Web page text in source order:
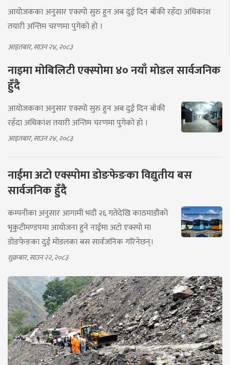
आयोजकका अनुसार एक्स्पो सुरु हुन अब दुई दिन बाँकी रहँदा अधिकांश
तयारी अन्तिम चरणमा पुगेको हो ।
आइतबार, साउन २४, २०८३
नाइमा मोबिलिटी एक्स्पोमा ४० नयाँ मोडल सार्वजनिक
हुँदै
आयोजकका अनुसार एक्स्पो सुरु हुन अब दुई दिन बाँकी
रहँदा अधिकांश तयारी अन्तिम चरणमा पुगेको हो ।
आइतबार, साउन २४, २०८३
नाईमा अटो एक्स्पोमा डोङफेङका विद्युतीय बस
सार्वजनिक हुँदै
कम्पनीका अनुसार आगामी भदौ २६ गतेदेखि काठमाडौंको
भृकुटीमण्डपमा आयोजना हुने नाईमा अटो एक्स्पो मा
डोङफेङका दुई मोडलका बस सार्वजनिक गरिनेछन्।
शुक्रबार, साउन २२, २०८३